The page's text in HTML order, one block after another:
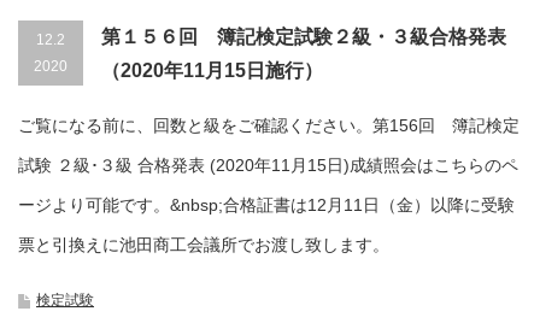
12.2
2020
第１５６回 簿記検定試験２級・３級合格発表
（2020年11月15日施行）
ご覧になる前に、回数と級をご確認ください。第156回 簿記検定
試験 ２級･３級 合格発表 (2020年11月15日)成績照会はこちらのペ
ージより可能です。&nbsp;合格証書は12月11日（金）以降に受験
票と引換えに池田商工会議所でお渡し致します。
検定試験